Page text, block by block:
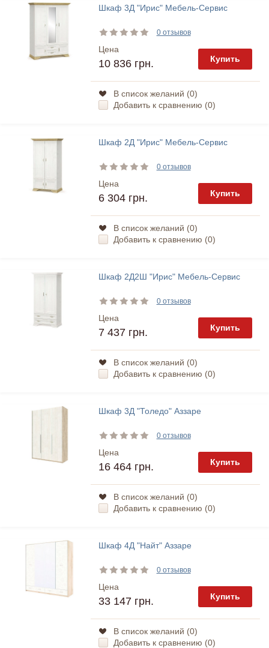
Шкаф 3Д "Ирис" Мебель-Сервис
0 отзывов
Цена
10 836 грн. Купить
В список желаний (0)
Добавить к сравнению (0)
Шкаф 2Д "Ирис" Мебель-Сервис
0 отзывов
Цена
6 304 грн. Купить
В список желаний (0)
Добавить к сравнению (0)
Шкаф 2Д2Ш "Ирис" Мебель-Сервис
0 отзывов
Цена
7 437 грн. Купить
В список желаний (0)
Добавить к сравнению (0)
Шкаф 3Д "Толедо" Аззаре
0 отзывов
Цена
16 464 грн. Купить
В список желаний (0)
Добавить к сравнению (0)
Шкаф 4Д "Найт" Аззаре
0 отзывов
Цена
33 147 грн. Купить
В список желаний (0)
Добавить к сравнению (0)